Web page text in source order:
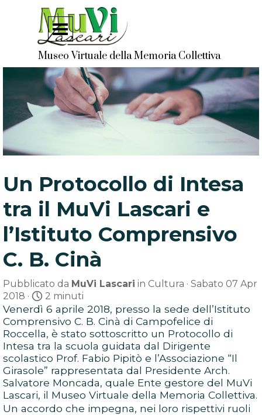
Salta menù
Museo Virtuale della Memoria Collettiva
Un Protocollo di Intesa
tra il MuVi Lascari e
l’Istituto Comprensivo
C. B. Cinà
Pubblicato da MuVi Lascari in Cultura · Sabato 07 Apr
2018 ·
2 minuti
Venerdì 6 aprile 2018, presso la sede dell’Istituto
Comprensivo C. B. Cinà di Campofelice di
Roccella, è stato sottoscritto un Protocollo di
Intesa tra la scuola guidata dal Dirigente
scolastico Prof. Fabio Pipitò e l’Associazione “Il
Girasole” rappresentata dal Presidente Arch.
Salvatore Moncada, quale Ente gestore del MuVi
Lascari, il Museo Virtuale della Memoria Collettiva.
Un accordo che impegna, nei loro rispettivi ruoli